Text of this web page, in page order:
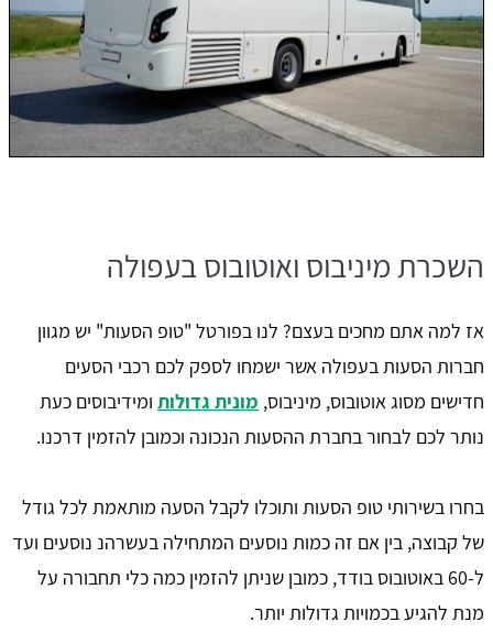
השכרת מיניבוס ואוטובוס בעפולה
אז למה אתם מחכים בעצם? לנו בפורטל "טופ הסעות" יש מגוון
חברות הסעות בעפולה אשר ישמחו לספק לכם רכבי הסעים
חדישים מסוג אוטובוס, מיניבוס, מונית גדולות ומידיבוסים כעת
נותר לכם לבחור בחברת ההסעות הנכונה וכמובן להזמין דרכנו.
בחרו בשירותי טופ הסעות ותוכלו לקבל הסעה מותאמת לכל גודל
של קבוצה, בין אם זה כמות נוסעים המתחילה בעשרהנ נוסעים ועד
ל-60 באוטובוס בודד, כמובן שניתן להזמין כמה כלי תחבורה על
מנת להגיע בכמויות גדולות יותר.